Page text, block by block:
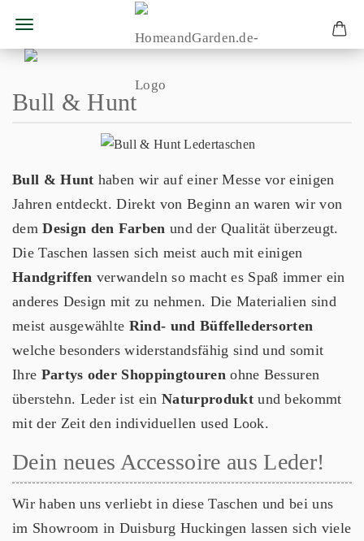
Bull & Hunt
Bull & Hunt haben wir auf einer Messe vor einigen
Jahren entdeckt. Direkt von Beginn an waren wir von
demDesign den Farben und der Qualität überzeugt.
Die Taschen lassen sich meist auch mit einigen
Handgriffen verwandeln so macht es Spaß immer ein
anderes Design mit zu nehmen. Die Materialien sind
meist ausgewählte Rind- und Büffelledersorten
welche besonders widerstandsfähig sind und somit
Ihre Partys oder Shoppingtouren ohne Bessuren
überstehn. Leder ist einNaturproduktund bekommt
mit der Zeit den individuellen used Look.
Dein neues Accessoire aus Leder!
Wir haben uns verliebt in diese Taschen und bei uns
im Showroom in Duisburg Huckingen lassen sich viele